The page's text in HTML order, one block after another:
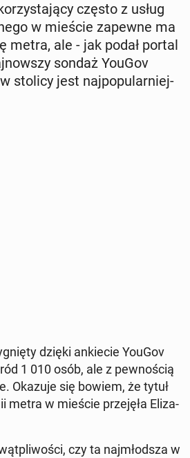
często z usług
w mieście zapewne ma
metra, ale - jak podał portal
sondaż YouGov
stolicy jest naj­po­pu­lar­niej­
dzięki an­kie­cie YouGov
1 010 osób, ale z pew­no­ścią
Okazuje się bowiem, że tytuł
metra w mieście prze­ję­ła Eli­za­
czy ta naj­młod­sza w